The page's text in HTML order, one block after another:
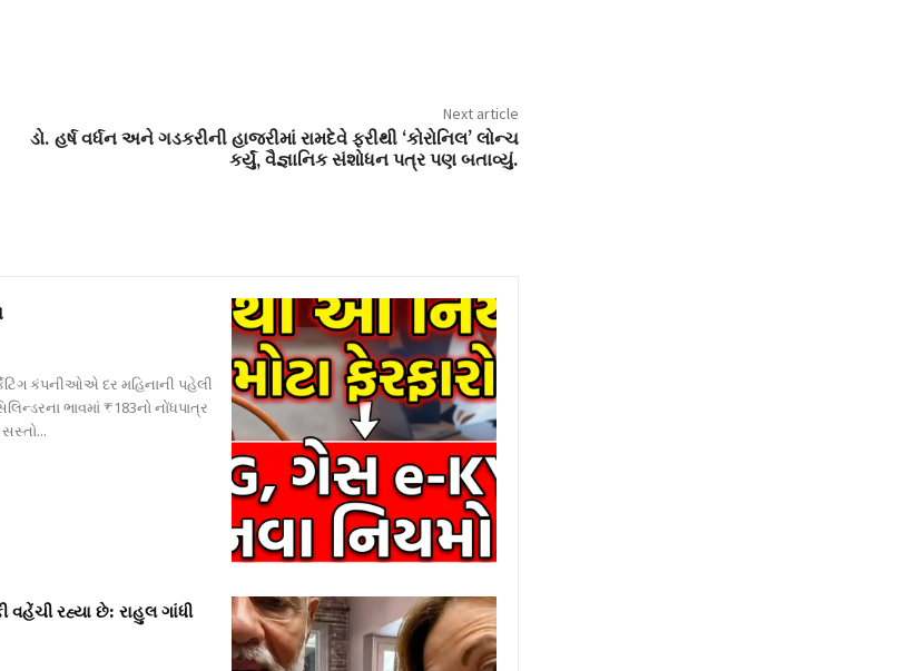
Next article
ડો. હર્ષ વર્ધન અને ગડકરીની હાજરીમાં રામદેવે ફરીથી ‘કોરોનિલ’ લોન્ચ
કર્યું, વૈજ્ઞાનિક સંશોધન પત્ર પણ બતાવ્યું.
કંપનીઓએ દર મહિનાની પહેલી
ભાવમાં ₹183નો નોંધપાત્ર
રહ્યા છે: રાહુલ ગાંધી